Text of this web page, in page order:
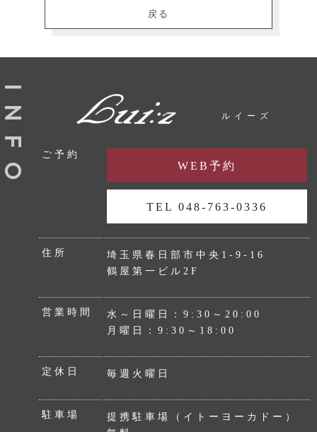
戻る
I
N
F
O
ルイーズ
ご予約
WEB予約
TEL 048-763-0336
住所
埼玉県春日部市中央1-9-16
鶴屋第一ビル2F
営業時間
水～日曜日：9:30～20:00
月曜日：9:30～18:00
定休日 毎週火曜日
駐車場
提携駐車場（イトーヨーカドー）